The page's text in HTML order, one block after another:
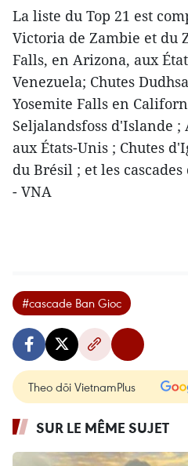
La liste du Top 21 est
Victoria de Zambie et du
Falls, en Arizona, aux
Venezuela; Chutes
Yosemite Falls en
Seljalandsfoss d'Islande
aux États-Unis ; Chutes
du Brésil ; et les
- VNA
#cascade Ban Gioc
Theo dõi VietnamPlus
SUR LE MÊME SUJET